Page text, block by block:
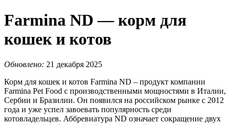
Farmina ND — корм для
кошек и котов
Обновлено: 21 декабря 2025
Корм для кошек и котов Farmina ND – продукт компании
Farmina Pet Food с производственными мощностями в Италии,
Сербии и Бразилии. Он появился на российском рынке с 2012
года и уже успел завоевать популярность среди
котовладельцев. Аббревиатура ND означает сокращение двух